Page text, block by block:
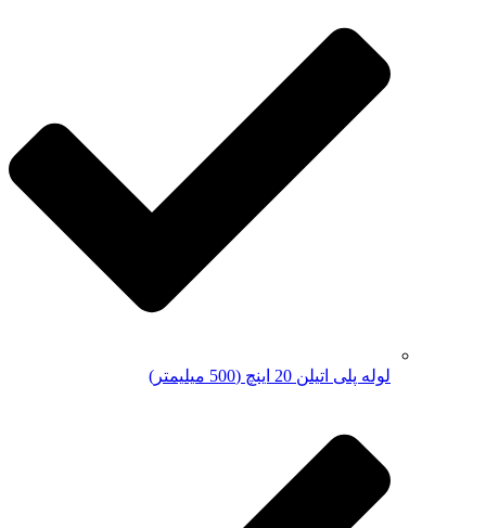
لوله پلی اتیلن 20 اینچ (500 میلیمتر)